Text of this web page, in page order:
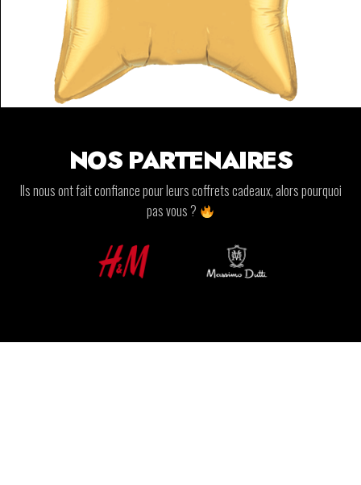
NOS PARTENAIRES
Ils nous ont fait confiance pour leurs coffrets cadeaux, alors pourquoi
pas vous ?